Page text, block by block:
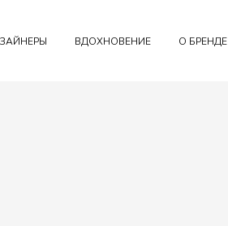
ВДОХНОВЕНИЕ О БРЕНДЕ